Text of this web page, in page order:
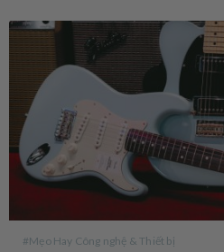
#Mẹo Hay Công nghệ & Thiết bị